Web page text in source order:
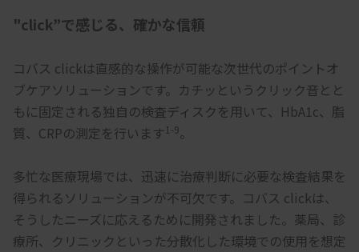
"click”で感じる、確かな信頼
コバス clickは直感的な操作が可能な次世代のポイントオ
ブケアソリューションです。カチッというクリック音とと
もに固定される独自の検査ディスクを用いて、HbA1c、脂
質、CRPの測定を行います1-9。
多忙な医療現場では、迅速に治療判断に必要な検査結果を
得られるソリューションが不可欠です。コバス clickは、
そうしたニーズに応えるために開発されました。薬局、診
療所、クリニックといった分散化した環境での使用を想定